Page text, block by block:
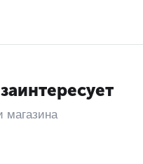
магазина